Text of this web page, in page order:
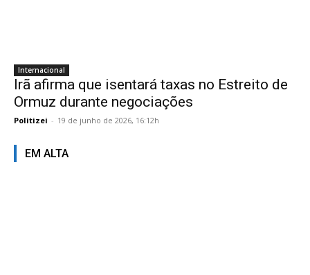
Internacional
Irã afirma que isentará taxas no Estreito de
Ormuz durante negociações
Politizei - 19 de junho de 2026, 16:12h
EM ALTA